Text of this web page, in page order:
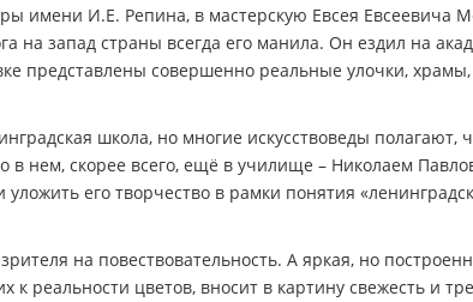
имени И.Е. Репина, в мастерскую Евсея Евсеевича
на запад страны всегда его манила. Он ездил на
представлены совершенно реальные улочки,
школа, но многие искусствоведы полагают,
в нем, скорее всего, ещё в училище – Николаем
его творчество в рамки понятия
на повествовательность. А яркая, но
к реальности цветов, вносит в картину свежесть и